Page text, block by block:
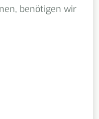
benötigen wir